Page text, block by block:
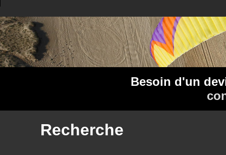
Besoin d'un
Recherche